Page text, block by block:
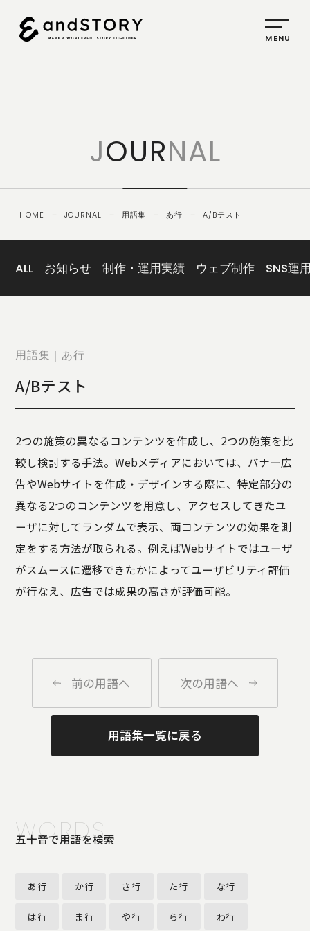
SERVICE
PLANNING
CREATIVE
IDENTITY
ABOUT
US
COMPANY
JOURNAL
CONTACT
US
PRIVACY
POLICY
SECURITY
POLICY
特定商取引
に基づく表
記
JOURNAL
HOME － JOURNAL － 用語集 － あ行 － A/Bテスト
ALL お知らせ 制作・運用実績 ウェブ制作 SNS運
用語集｜あ行
A/Bテスト
2つの施策の異なるコンテンツを作成し、2つの施策を比
較し検討する手法。Webメディアにおいては、バナー広
告やWebサイトを作成・デザインする際に、特定部分の
異なる2つのコンテンツを用意し、アクセスしてきたユ
ーザに対してランダムで表示、両コンテンツの効果を測
定をする方法が取られる。例えばWebサイトではユーザ
がスムースに遷移できたかによってユーザビリティ評価
が行なえ、広告では成果の高さが評価可能。
前の用語へ 次の用語へ
用語集一覧に戻る
WORDS
五十音で用語を検索
あ行 か行 さ行 た行 な行
は行 ま行 や行 ら行 わ行